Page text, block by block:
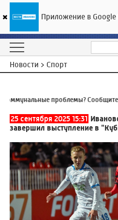
Новости > Спорт
проблемы? Сообщите о
25 сентября 2025 15:31
завершил выступление в
Приложение в Google